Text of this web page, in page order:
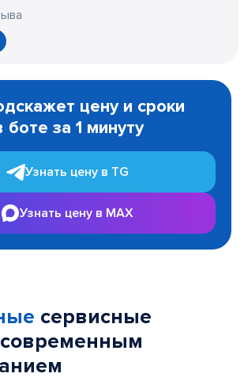
цену и сроки
за 1 минуту
Узнать цену в TG
Узнать цену в MAX
сервисные